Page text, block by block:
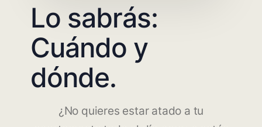
Lo sabrás:
Cuándo y
dónde.
¿No quieres estar atado a tu